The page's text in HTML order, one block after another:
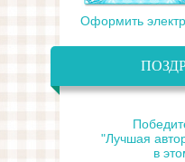
Оформить
"Лучшая
в